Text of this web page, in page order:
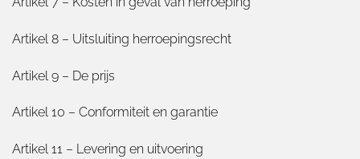
Artikel 8 – Uitsluiting herroepingsrecht
Artikel 9 – De prijs
Artikel 10 – Conformiteit en garantie
Artikel 11 – Levering en uitvoering